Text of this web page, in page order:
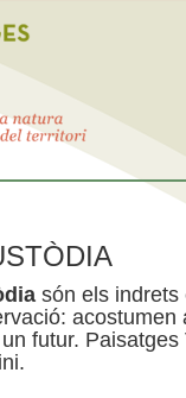
són els indrets
futur.